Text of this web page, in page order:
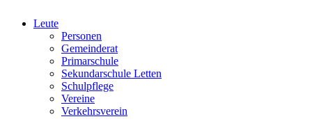
Leute
Personen
Gemeinderat
Primarschule
Sekundarschule Letten
Schulpflege
Vereine
Verkehrsverein